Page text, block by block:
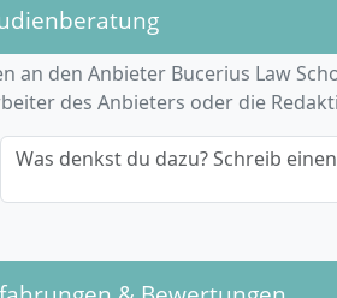
an den Anbieter Bucerius Law
des Anbieters oder die
Was denkst du dazu? Schreib